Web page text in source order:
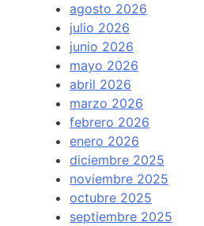
agosto 2026
julio 2026
junio 2026
mayo 2026
abril 2026
marzo 2026
febrero 2026
enero 2026
diciembre 2025
noviembre 2025
octubre 2025
septiembre 2025